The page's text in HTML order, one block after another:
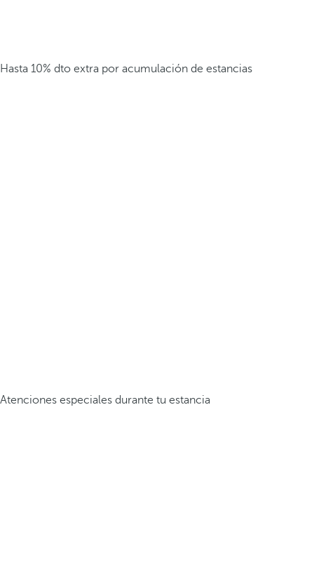
Hasta 10% dto extra por acumulación de estancias
Atenciones especiales durante tu estancia